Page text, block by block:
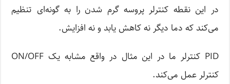
در این نقطه کنترلر پروسه گرم شدن را به گونه‌ای تنظیم
می‌کند که دما دیگر نه کاهش یابد و نه افزایش.
PID کنترلر ما در این مثال در واقع مشابه یک ON/OFF
کنترلر عمل می‌کند.